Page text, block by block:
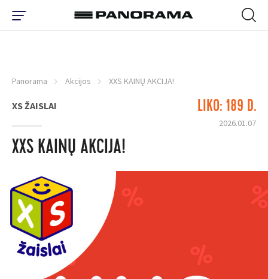
Panorama Akcijos XXS KAINŲ AKCIJA!
XS ŽAISLAI LIKO: 189 D.
2026.01.07
XXS KAINŲ AKCIJA!